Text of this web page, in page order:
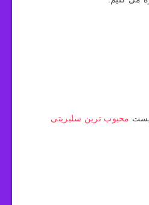
محبوب ترین سلبریتی